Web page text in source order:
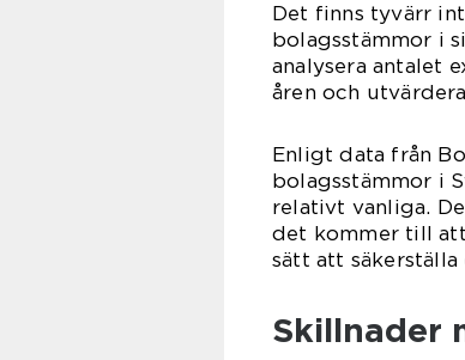
Det finns tyvärr
bolagsstämmor i
analysera antalet
åren och
Enligt data från
bolagsstämmor i
relativt vanliga.
det kommer till
sätt att
Skillnader